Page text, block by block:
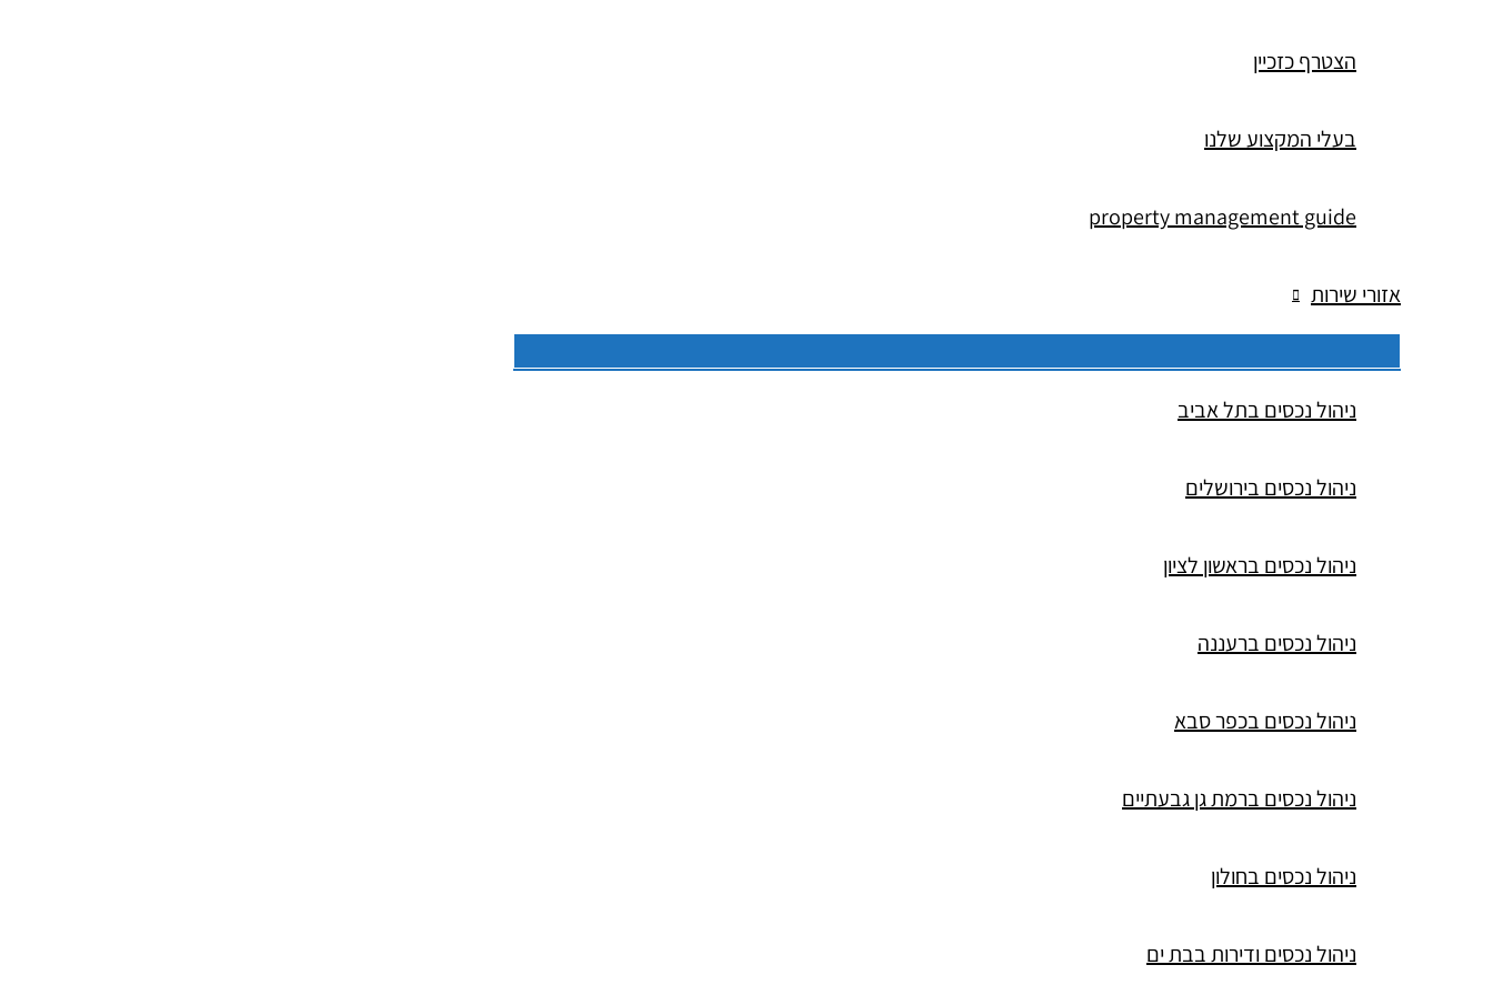
הצטרף כזכיין
בעלי המקצוע שלנו
property management guide
אזורי שירות
ניהול נכסים בתל אביב
ניהול נכסים בירושלים
ניהול נכסים בראשון לציון
ניהול נכסים ברעננה
ניהול נכסים בכפר סבא
ניהול נכסים ברמת גן גבעתיים
ניהול נכסים בחולון
ניהול נכסים ודירות בבת ים